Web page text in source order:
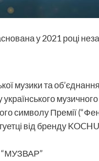
у 2021 році
музики та об’єднання
українського
символу Премії
від бренду
“МУЗВАР”